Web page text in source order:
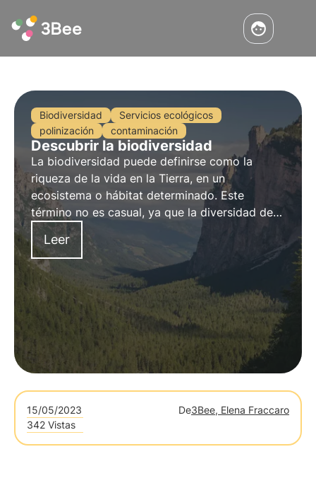
Biodiversidad
Servicios ecológicos
polinización
contaminación
Descubrir la biodiversidad
La biodiversidad puede definirse como la
riqueza de la vida en la Tierra, en un
ecosistema o hábitat determinado. Este
término no es casual, ya que la diversidad de
especies en la tierra y en el mar es un bien tan
valioso que se considera
inestimable
Leer
15/05/2023 De3Bee, Elena Fraccaro
342 Vistas